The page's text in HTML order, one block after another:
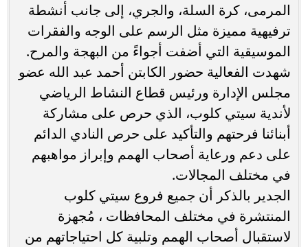
المرمى، كرة السلة، والجري، إلى جانب أنشطة
ترفيهية مميزة مثل الرسم على الوجه والفقرات
الموسيقية التي أضفت أجواءً من البهجة والمرح.
شهدت الفعالية حضور الكابتن أحمد عبد الله عضو
مجلس الإدارة ورئيس قطاع النشاط الرياضي
لأندية سيتي كلوب، الذي حرص على مشاركة
أبنائنا فرحتهم والتأكيد على حرص النادي الدائم
على دعم ورعاية أصحاب الهمم وإبراز مواهبهم
في مختلف المجالات.
الجدير بالذكر أن جميع فروع سيتي كلوب
المنتشرة في مختلف المحافظات ، مُجهزة
لاستقبال أصحاب الهمم وتلبية كل احتياجاتهم من